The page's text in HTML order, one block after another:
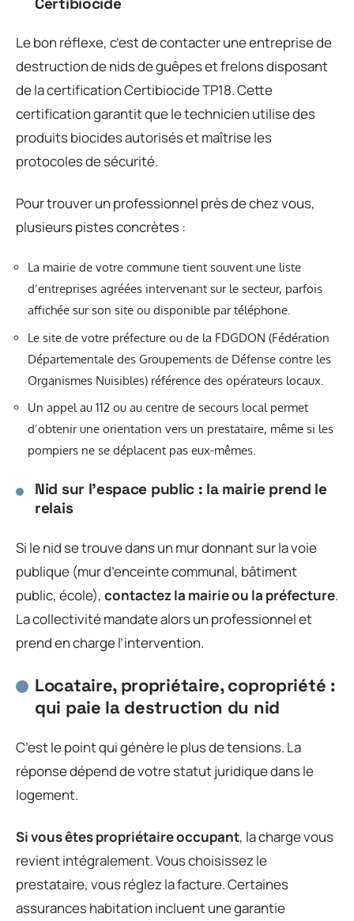
Le bon réflexe, c’est de contacter une entreprise de
destruction de nids de guêpes et frelons disposant
de la certification Certibiocide TP18. Cette
certification garantit que le technicien utilise des
produits biocides autorisés et maîtrise les
protocoles de sécurité.
Pour trouver un professionnel près de chez vous,
plusieurs pistes concrètes :
La mairie de votre commune tient souvent une liste
d’entreprises agréées intervenant sur le secteur, parfois
affichée sur son site ou disponible par téléphone.
Le site de votre préfecture ou de la FDGDON (Fédération
Départementale des Groupements de Défense contre les
Organismes Nuisibles) référence des opérateurs locaux.
Un appel au 112 ou au centre de secours local permet
d’obtenir une orientation vers un prestataire, même si les
pompiers ne se déplacent pas eux-mêmes.
Nid sur l’espace public : la mairie prend le
relais
Si le nid se trouve dans un mur donnant sur la voie
publique (mur d’enceinte communal, bâtiment
public, école), contactez la mairie ou la préfecture.
La collectivité mandate alors un professionnel et
prend en charge l’intervention.
Locataire, propriétaire, copropriété :
qui paie la destruction du nid
C’est le point qui génère le plus de tensions. La
réponse dépend de votre statut juridique dans le
logement.
Si vous êtes propriétaire occupant, la charge vous
revient intégralement. Vous choisissez le
prestataire, vous réglez la facture. Certaines
assurances habitation incluent une garantie